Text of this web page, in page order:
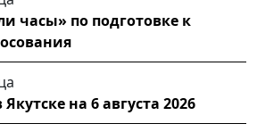
часы» по подготовке к
на 6 августа 2026